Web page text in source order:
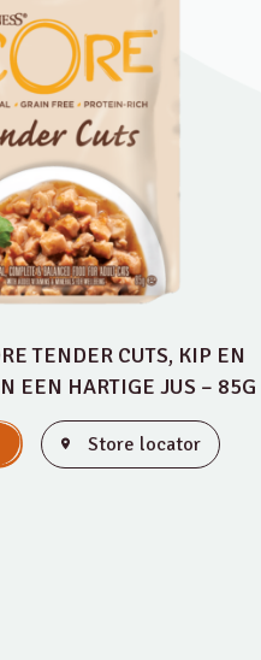
TENDER CUTS, KIP EN
EEN HARTIGE JUS – 85G
Store locator